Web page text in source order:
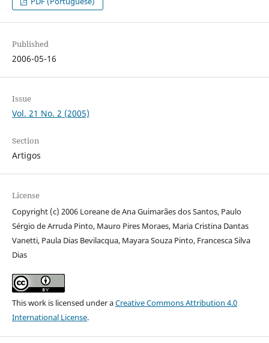
Published
2006-05-16
Issue
Vol. 21 No. 2 (2005)
Section
Artigos
License
Copyright (c) 2006 Loreane de Ana Guimarães dos Santos, Paulo
Sérgio de Arruda Pinto, Mauro Pires Moraes, Maria Cristina Dantas
Vanetti, Paula Dias Bevilacqua, Mayara Souza Pinto, Francesca Silva
Dias
This work is licensed under aCreative Commons Attribution 4.0
International License.